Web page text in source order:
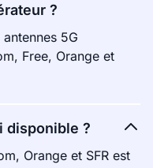
?
5G
Free, Orange et
disponible ?
Orange et SFR est